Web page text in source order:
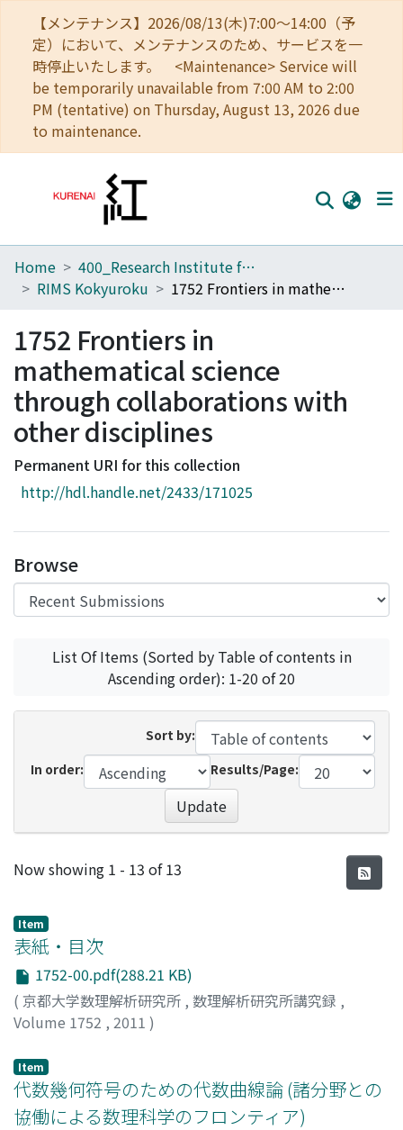
【メンテナンス】2026/08/13(木)7:00～14:00（予
定）において、メンテナンスのため、サービスを一
時停止いたします。 <Maintenance> Service will
be temporarily unavailable from 7:00 AM to 2:00
PM (tentative) on Thursday, August 13, 2026 due
to maintenance.
Home
Browse
Download Ranking
Access Statistics
Home
400_Research Institute for Mathematical Sciences
RIMS Kokyuroku
1752 Frontiers in mathematical science through collaborations with other disciplines
1752 Frontiers in
mathematical science
through collaborations with
other disciplines
Permanent URI for this collection
http://hdl.handle.net/2433/171025
Browse
List Of Items (Sorted by Table of contents in
Ascending order): 1-20 of 20
Sort by:
In order:
Results/Page:
Update
Recent Submissions
Now showing 1 - 13 of 13
Item
表紙・目次
1752-00.pdf(288.21 KB)
( 京都大学数理解析研究所 , 数理解析研究所講究録 ,
Volume 1752 , 2011 )
Item
代数幾何符号のための代数曲線論 (諸分野との
協働による数理科学のフロンティア)